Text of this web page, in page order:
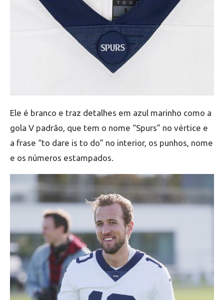
Ele é branco e traz detalhes em azul marinho como a
gola V padrão, que tem o nome “Spurs” no vértice e
a frase “to dare is to do” no interior, os punhos, nome
e os números estampados.